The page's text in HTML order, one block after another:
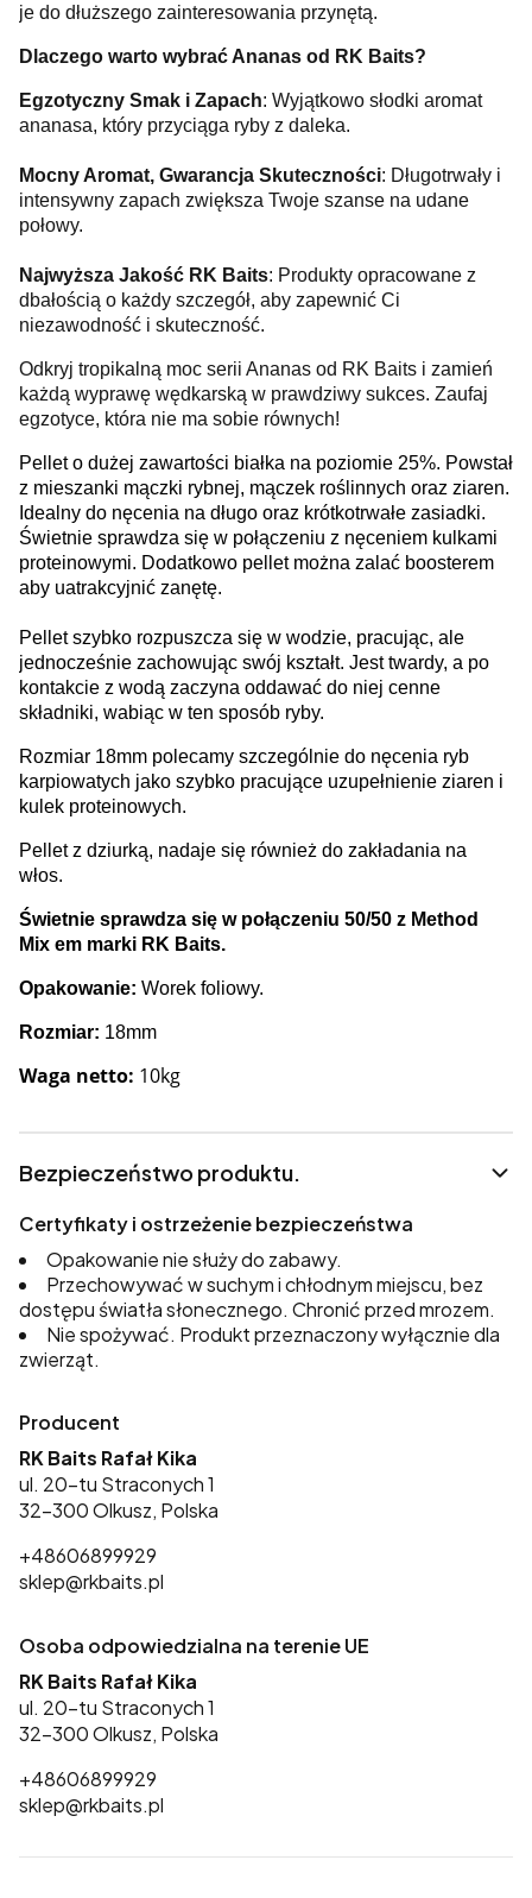
je do dłuższego zainteresowania przynętą.
Dlaczego warto wybrać Ananas od RK Baits?
Egzotyczny Smak i Zapach: Wyjątkowo słodki aromat
ananasa, który przyciąga ryby z daleka.
Mocny Aromat, Gwarancja Skuteczności: Długotrwały i
intensywny zapach zwiększa Twoje szanse na udane
połowy.
Najwyższa Jakość RK Baits: Produkty opracowane z
dbałością o każdy szczegół, aby zapewnić Ci
niezawodność i skuteczność.
Odkryj tropikalną moc serii Ananas od RK Baits i zamień
każdą wyprawę wędkarską w prawdziwy sukces. Zaufaj
egzotyce, która nie ma sobie równych!
Pellet o dużej zawartości białka na poziomie 25%. Powstał
z mieszanki mączki rybnej, mączek roślinnych oraz ziaren.
Idealny do nęcenia na długo oraz krótkotrwałe zasiadki.
Świetnie sprawdza się w połączeniu z nęceniem kulkami
proteinowymi. Dodatkowo pellet można zalać boosterem
aby uatrakcyjnić zanętę.
Pellet szybko rozpuszcza się w wodzie, pracując, ale
jednocześnie zachowując swój kształt. Jest twardy, a po
kontakcie z wodą zaczyna oddawać do niej cenne
składniki, wabiąc w ten sposób ryby.
Rozmiar 18mm polecamy szczególnie do nęcenia ryb
karpiowatych jako szybko pracujące uzupełnienie ziaren i
kulek proteinowych.
Pellet z dziurką, nadaje się również do zakładania na
włos.
Świetnie sprawdza się w połączeniu 50/50 z Method
Mix em marki RK Baits.
Opakowanie: Worek foliowy.
Rozmiar: 18mm
Waga netto: 10kg
Bezpieczeństwo produktu.
Certyfikaty i ostrzeżenie bezpieczeństwa
Opakowanie nie służy do zabawy.
Przechowywać w suchym i chłodnym miejscu, bez
dostępu światła słonecznego. Chronić przed mrozem.
Nie spożywać. Produkt przeznaczony wyłącznie dla
zwierząt.
Producent
RK Baits Rafał Kika
ul. 20-tu Straconych 1
32-300 Olkusz, Polska
+48606899929
sklep@rkbaits.pl
Osoba odpowiedzialna na terenie UE
RK Baits Rafał Kika
ul. 20-tu Straconych 1
32-300 Olkusz, Polska
+48606899929
sklep@rkbaits.pl